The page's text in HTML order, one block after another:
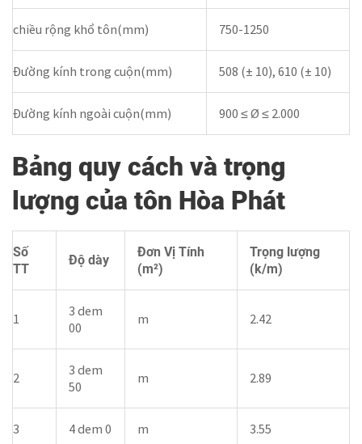
chiều rộng khổ tôn(mm) 750-1250
Đường kính trong cuộn(mm) 508 (± 10), 610 (± 10)
Đường kính ngoài cuộn(mm) 900 ≤ Ø ≤ 2.000
Bảng quy cách và trọng
lượng của tôn Hòa Phát
Số
TT
Độ dày
Đơn Vị Tính
(m²)
Trọng lượng
(k/m)
1
3 dem
00
m 2.42
2
3 dem
50
m 2.89
3 4 dem 0 m 3.55